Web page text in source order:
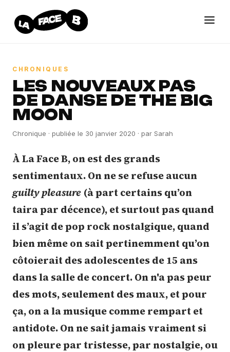
CHRONIQUES
LES NOUVEAUX PAS
DE DANSE DE THE BIG
MOON
Chronique · publiée le 30 janvier 2020 · par Sarah
À La Face B, on est des grands
sentimentaux. On ne se refuse aucun
guilty pleasure (à part certains qu’on
taira par décence), et surtout pas quand
il s’agit de pop rock nostalgique, quand
bien même on sait pertinemment qu’on
côtoierait des adolescentes de 15 ans
dans la salle de concert. On n'a pas peur
des mots, seulement des maux, et pour
ça, on a la musique comme rempart et
antidote. On ne sait jamais vraiment si
on pleure par tristesse, par nostalgie, ou